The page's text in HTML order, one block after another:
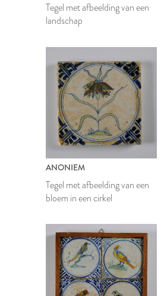
Tegel met afbeelding van een
landschap
ANONIEM
Tegel met afbeelding van een
bloem in een cirkel